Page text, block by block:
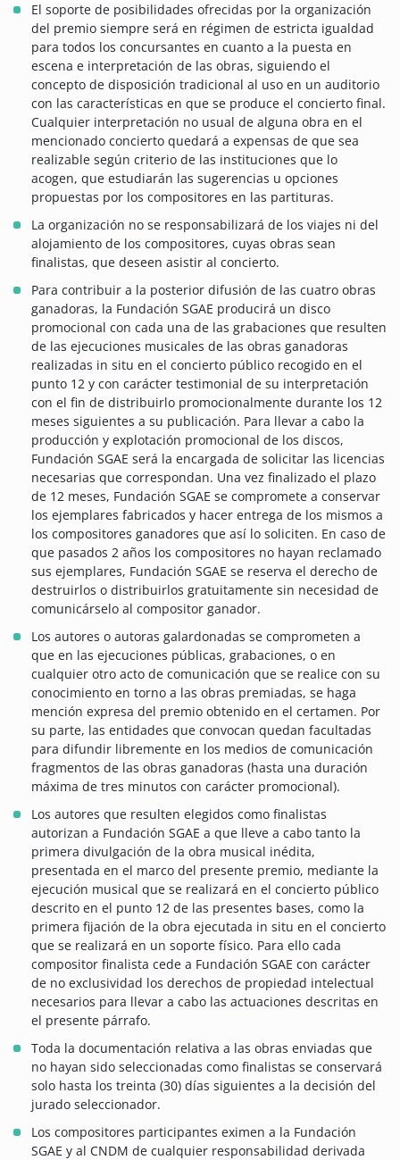
El soporte de posibilidades ofrecidas por la organización
del premio siempre será en régimen de estricta igualdad
para todos los concursantes en cuanto a la puesta en
escena e interpretación de las obras, siguiendo el
concepto de disposición tradicional al uso en un auditorio
con las características en que se produce el concierto final.
Cualquier interpretación no usual de alguna obra en el
mencionado concierto quedará a expensas de que sea
realizable según criterio de las instituciones que lo
acogen, que estudiarán las sugerencias u opciones
propuestas por los compositores en las partituras.
La organización no se responsabilizará de los viajes ni del
alojamiento de los compositores, cuyas obras sean
finalistas, que deseen asistir al concierto.
Para contribuir a la posterior difusión de las cuatro obras
ganadoras, la Fundación SGAE producirá un disco
promocional con cada una de las grabaciones que resulten
de las ejecuciones musicales de las obras ganadoras
realizadas in situ en el concierto público recogido en el
punto 12 y con carácter testimonial de su interpretación
con el fin de distribuirlo promocionalmente durante los 12
meses siguientes a su publicación. Para llevar a cabo la
producción y explotación promocional de los discos,
Fundación SGAE será la encargada de solicitar las licencias
necesarias que correspondan. Una vez finalizado el plazo
de 12 meses, Fundación SGAE se compromete a conservar
los ejemplares fabricados y hacer entrega de los mismos a
los compositores ganadores que así lo soliciten. En caso de
que pasados 2 años los compositores no hayan reclamado
sus ejemplares, Fundación SGAE se reserva el derecho de
destruirlos o distribuirlos gratuitamente sin necesidad de
comunicárselo al compositor ganador.
Los autores o autoras galardonadas se comprometen a
que en las ejecuciones públicas, grabaciones, o en
cualquier otro acto de comunicación que se realice con su
conocimiento en torno a las obras premiadas, se haga
mención expresa del premio obtenido en el certamen. Por
su parte, las entidades que convocan quedan facultadas
para difundir libremente en los medios de comunicación
fragmentos de las obras ganadoras (hasta una duración
máxima de tres minutos con carácter promocional).
Los autores que resulten elegidos como finalistas
autorizan a Fundación SGAE a que lleve a cabo tanto la
primera divulgación de la obra musical inédita,
presentada en el marco del presente premio, mediante la
ejecución musical que se realizará en el concierto público
descrito en el punto 12 de las presentes bases, como la
primera fijación de la obra ejecutada in situ en el concierto
que se realizará en un soporte físico. Para ello cada
compositor finalista cede a Fundación SGAE con carácter
de no exclusividad los derechos de propiedad intelectual
necesarios para llevar a cabo las actuaciones descritas en
el presente párrafo.
Toda la documentación relativa a las obras enviadas que
no hayan sido seleccionadas como finalistas se conservará
solo hasta los treinta (30) días siguientes a la decisión del
jurado seleccionador.
Los compositores participantes eximen a la Fundación
SGAE y al CNDM de cualquier responsabilidad derivada